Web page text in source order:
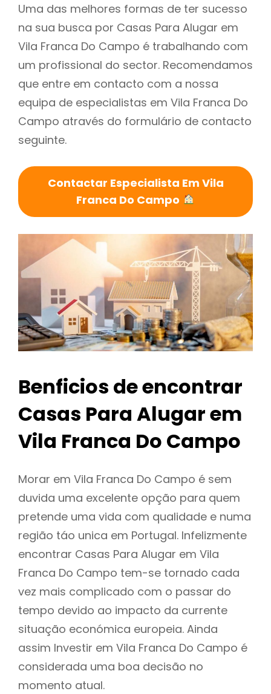
Uma das melhores formas de ter sucesso
na sua busca por Casas Para Alugar em
Vila Franca Do Campo é trabalhando com
um profissional do sector. Recomendamos
que entre em contacto com a nossa
equipa de especialistas em Vila Franca Do
Campo através do formulário de contacto
seguinte.
Contactar Especialista Em Vila
Franca Do Campo
Benficios de encontrar
Casas Para Alugar em
Vila Franca Do Campo
Morar em Vila Franca Do Campo é sem
duvida uma excelente opção para quem
pretende uma vida com qualidade e numa
região táo unica em Portugal. Infelizmente
encontrar Casas Para Alugar em Vila
Franca Do Campo tem-se tornado cada
vez mais complicado com o passar do
tempo devido ao impacto da currente
situação económica europeia. Ainda
assim Investir em Vila Franca Do Campo é
considerada uma boa decisão no
momento atual.